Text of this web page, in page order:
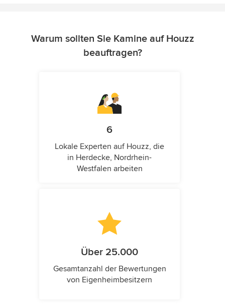
Warum sollten Sie Kamine auf Houzz
beauftragen?
6
Lokale Experten auf Houzz, die
in Herdecke, Nordrhein-
Westfalen arbeiten
Über 25.000
Gesamtanzahl der Bewertungen
von Eigenheimbesitzern